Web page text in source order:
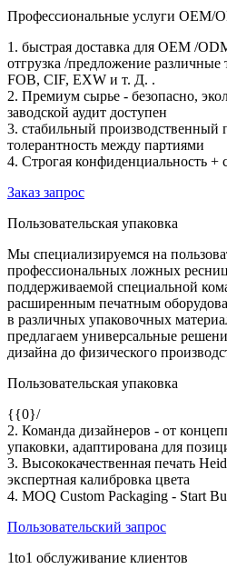
Профессиональные услуги OEM/
1. быстрая доставка для OEM /
отгрузка /предложение
FOB, CIF, EXW и т. Д. .
2. Премиум сырье - безопасно,
заводской аудит доступен
3. стабильный производственный
толерантность между партиями
4. Строгая конфиденциальность +
Заказ запрос
Пользовательская упаковка
Мы специализируемся на
профессиональных ложных
поддерживаемой специальной
расширенным печатным
в различных упаковочных
предлагаем универсальные
дизайна до физического
Пользовательская упаковка
{{0}/
2. Команда дизайнеров - от
упаковки, адаптирована для
3. Высококачественная печать
экспертная калибровка цвета
4. MOQ Custom Packaging - Start
Пользовательский запрос
1to1 обслуживание клиентов